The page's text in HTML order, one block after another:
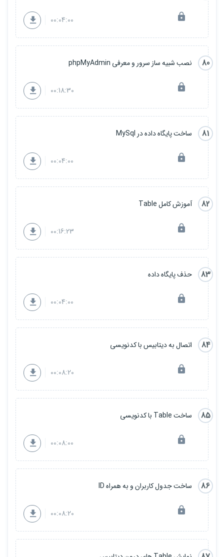
00:04:00
80 نصب شبیه ساز سرور و معرفی phpMyAdmin
00:18:30
81 ساخت پایگاه داده در MySql
00:04:00
82 آموزش کامل Table
00:16:23
83 حذف پایگاه داده
00:04:00
84 اتصال به دیتابیس با کدنویسی
00:08:20
85 ساخت Table با کدنویسی
00:08:00
86 ساخت جدول کاربران و به همراه ID
00:08:20